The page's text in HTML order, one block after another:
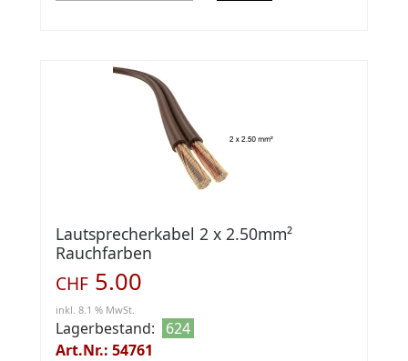
Lautsprecherkabel 2 x 2.50mm²
Rauchfarben
CHF 5.00
inkl. 8.1 % MwSt.
Lagerbestand:
624
Art.Nr.: 54761